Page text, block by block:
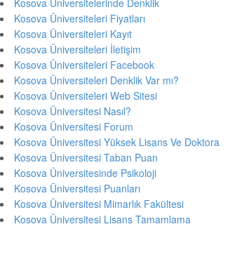
Kosova Üniversitelerinde Denklik
Kosova Üniversiteleri Fiyatları
Kosova Üniversiteleri Kayıt
Kosova Üniversiteleri İletişim
Kosova Üniversiteleri Facebook
Kosova Üniversiteleri Denklik Var mı?
Kosova Üniversiteleri Web Sitesi
Kosova Üniversitesi Nasıl?
Kosova Üniversitesi Forum
Kosova Üniversitesi Yüksek Lisans Ve Doktora
Kosova Üniversitesi Taban Puan
Kosova Üniversitesinde Psikoloji
Kosova Üniversitesi Puanları
Kosova Üniversitesi Mimarlık Fakültesi
Kosova Üniversitesi Lisans Tamamlama